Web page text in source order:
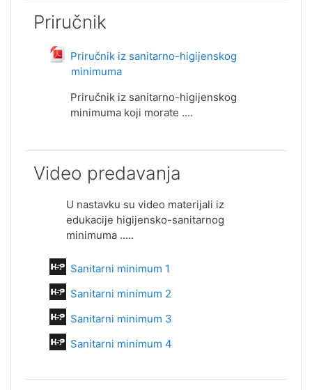
Priručnik
Priručnik iz sanitarno-higijenskog
minimuma
File
Priručnik iz sanitarno-higijenskog
minimuma koji morate ....
Video predavanja
U nastavku su video materijali iz
edukacije higijensko-sanitarnog
minimuma .....
Sanitarni minimum 1Interactive Content
Sanitarni minimum 2Interactive Content
Sanitarni minimum 3Interactive Content
Sanitarni minimum 4Interactive Content